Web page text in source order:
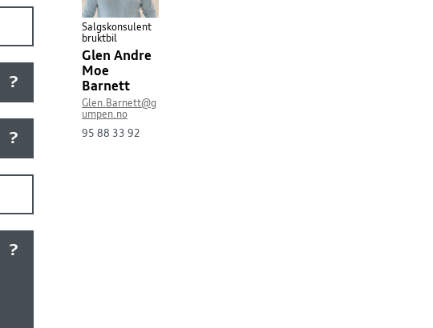
?
?
?
Salgskonsulent
bruktbil
Glen Andre
Moe
Barnett
Glen.Barnett@g
umpen.no
95 88 33 92